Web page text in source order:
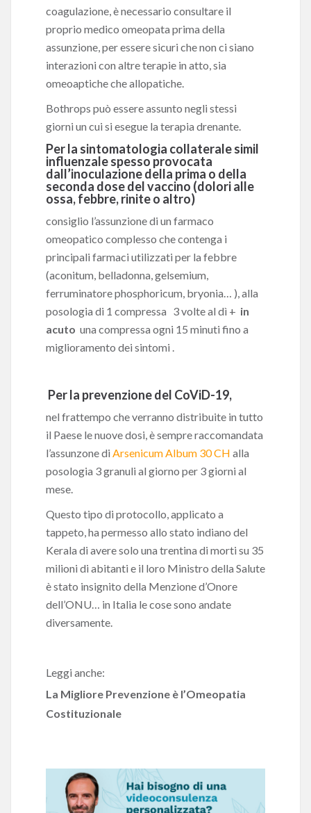
coagulazione, è necessario consultare il
proprio medico omeopata prima della
assunzione, per essere sicuri che non ci siano
interazioni con altre terapie in atto, sia
omeoaptiche che allopatiche.
Bothrops può essere assunto negli stessi
giorni un cui si esegue la terapia drenante.
Per la sintomatologia collaterale simil
influenzalespesso provocata
dall’inoculazione della prima o della
seconda dose del vaccino (dolori alle
ossa, febbre, rinite o altro)
consiglio l’assunzione di un farmaco
omeopatico complesso che contenga i
principali farmaci utilizzati per la febbre
(aconitum, belladonna, gelsemium,
ferruminatore phosphoricum, bryonia… ), alla
posologia di 1 compressa 3 volte al dì + in
acuto una compressa ogni 15 minuti fino a
miglioramento dei sintomi .
Per la prevenzione del CoViD-19,
nel frattempo che verranno distribuite in tutto
il Paese le nuove dosi, è sempre raccomandata
l’assunzone di Arsenicum Album 30CH alla
posologia 3 granuli al giorno per 3 giorni al
mese.
Questo tipo di protocollo, applicato a
tappeto, ha permesso allo stato indiano del
Kerala di avere solo una trentina di morti su 35
milioni di abitanti e il loro Ministro della Salute
è stato insignito della Menzione d’Onore
dell’ONU… in Italia le cose sono andate
diversamente.
Leggi anche:
La Migliore Prevenzione è l’Omeopatia
Costituzionale